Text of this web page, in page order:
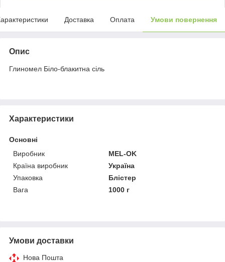
Доставка Оплата Умови повернення
Опис
Глиномел Біло-блакитна сіль
Характеристики
Основні
Виробник
MEL-OK
Країна виробник
Україна
Упаковка
Блістер
Вага
1000 г
Умови доставки
Нова Пошта